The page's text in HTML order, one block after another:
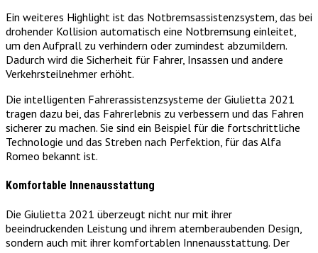
Ein weiteres Highlight ist das Notbremsassistenzsystem, das bei
drohender Kollision automatisch eine Notbremsung einleitet,
um den Aufprall zu verhindern oder zumindest abzumildern.
Dadurch wird die Sicherheit für Fahrer, Insassen und andere
Verkehrsteilnehmer erhöht.
Die intelligenten Fahrerassistenzsysteme der Giulietta 2021
tragen dazu bei, das Fahrerlebnis zu verbessern und das Fahren
sicherer zu machen. Sie sind ein Beispiel für die fortschrittliche
Technologie und das Streben nach Perfektion, für das Alfa
Romeo bekannt ist.
Komfortable Innenausstattung
Die Giulietta 2021 überzeugt nicht nur mit ihrer
beeindruckenden Leistung und ihrem atemberaubenden Design,
sondern auch mit ihrer komfortablen Innenausstattung. Der